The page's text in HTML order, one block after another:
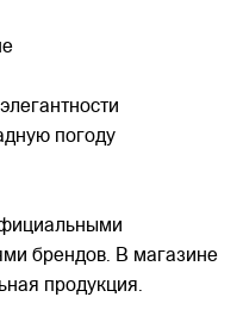
погоду
брендов. В магазине
продукция.